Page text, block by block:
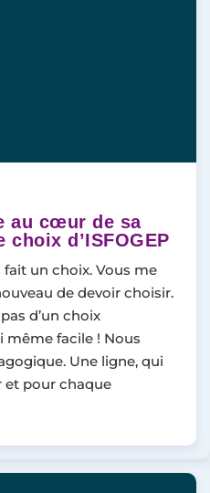
au cœur de sa
d’ISFOGEP
fait un choix. Vous me
de devoir choisir.
d’un choix
même facile ! Nous
Une ligne, qui
et pour chaque